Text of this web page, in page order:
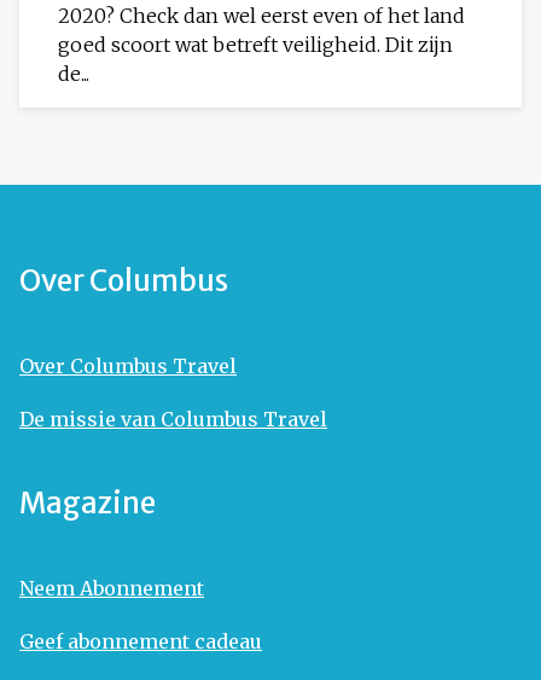
2020? Check dan wel eerst even of het land
goed scoort wat betreft veiligheid. Dit zijn
de...
Over Columbus
Over Columbus Travel
De missie van Columbus Travel
Magazine
Neem Abonnement
Geef abonnement cadeau